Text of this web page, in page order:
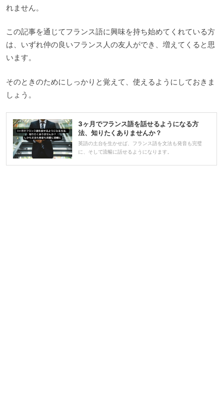
れません。
この記事を通じてフランス語に興味を持ち始めてくれている方
は、いずれ仲の良いフランス人の友人ができ、増えてくると思
います。
そのときのためにしっかりと覚えて、使えるようにしておきま
しょう。
3ヶ月でフランス語を話せるようになる方
法、知りたくありませんか？
英語の土台を生かせば、フランス語を文法も発音も完璧
に、そして流暢に話せるようになります。